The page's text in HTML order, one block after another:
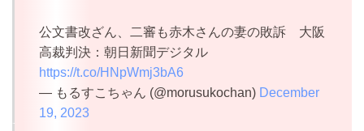
公文書改ざん、二審も赤木さんの妻の敗訴 大阪
高裁判決：朝日新聞デジタル
https://t.co/HNpWmj3bA6
— もるすこちゃん (@morusukochan) December
19, 2023